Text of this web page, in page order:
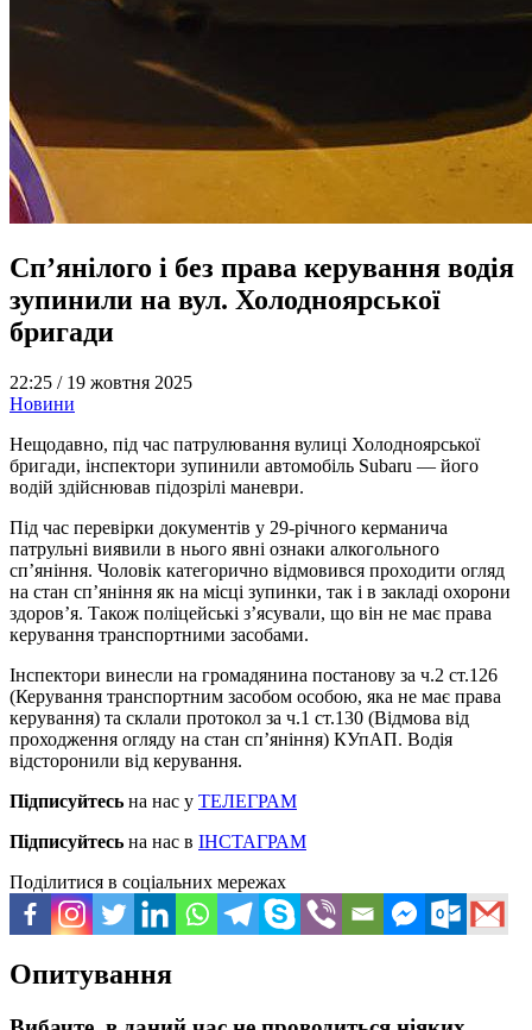
Сп’янілого і без права керування водія
зупинили на вул. Холодноярської
бригади
22:25 / 19 жовтня 2025
Новини
Нещодавно, під час патрулювання вулиці Холодноярської
бригади, інспектори зупинили автомобіль Subaru — його
водій здійснював підозрілі маневри.
Під час перевірки документів у 29-річного керманича
патрульні виявили в нього явні ознаки алкогольного
сп’яніння. Чоловік категорично відмовився проходити огляд
на стан сп’яніння як на місці зупинки, так і в закладі охорони
здоров’я. Також поліцейські з’ясували, що він не має права
керування транспортними засобами.
Інспектори винесли на громадянина постанову за ч.2 ст.126
(Керування транспортним засобом особою, яка не має права
керування) та склали протокол за ч.1 ст.130 (Відмова від
проходження огляду на стан сп’яніння) КУпАП. Водія
відсторонили від керування.
Підписуйтесь на нас у ТЕЛЕГРАМ
Підписуйтесь на нас в ІНСТАГРАМ
Поділитися в соціальних мережах
Опитування